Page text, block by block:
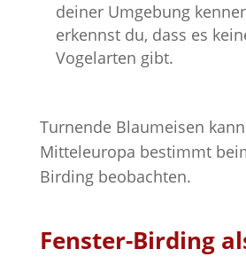
deiner Umgebung
erkennst du, dass es
Vogelarten gibt.
Turnende Blaumeisen
Mitteleuropa bestimmt
Birding beobachten.
Fenster-Birding